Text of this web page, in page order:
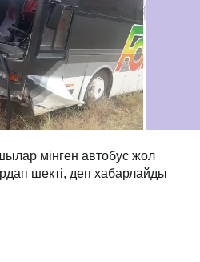
мінген автобус жол
шекті, деп хабарлайды